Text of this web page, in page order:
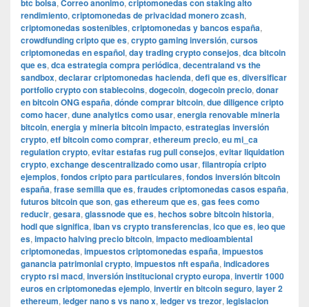
btc bolsa, Correo anonimo, criptomonedas con staking alto
rendimiento, criptomonedas de privacidad monero zcash,
criptomonedas sostenibles, criptomonedas y bancos españa,
crowdfunding cripto que es, crypto gaming inversión, cursos
criptomonedas en español, day trading crypto consejos, dca bitcoin
que es, dca estrategia compra periódica, decentraland vs the
sandbox, declarar criptomonedas hacienda, defi que es, diversificar
portfolio crypto con stablecoins, dogecoin, dogecoin precio, donar
en bitcoin ONG españa, dónde comprar bitcoin, due diligence cripto
como hacer, dune analytics como usar, energia renovable mineria
bitcoin, energia y mineria bitcoin impacto, estrategias inversión
crypto, etf bitcoin como comprar, ethereum precio, eu mi_ca
regulation crypto, evitar estafas rug pull consejos, evitar liquidation
crypto, exchange descentralizado como usar, filantropía cripto
ejemplos, fondos cripto para particulares, fondos inversión bitcoin
españa, frase semilla que es, fraudes criptomonedas casos españa,
futuros bitcoin que son, gas ethereum que es, gas fees como
reducir, gesara, glassnode que es, hechos sobre bitcoin historia,
hodl que significa, iban vs crypto transferencias, ico que es, ieo que
es, impacto halving precio bitcoin, impacto medioambiental
criptomonedas, impuestos criptomonedas españa, impuestos
ganancia patrimonial crypto, impuestos nft españa, indicadores
crypto rsi macd, inversión institucional crypto europa, invertir 1000
euros en criptomonedas ejemplo, invertir en bitcoin seguro, layer 2
ethereum, ledger nano s vs nano x, ledger vs trezor, legislacion